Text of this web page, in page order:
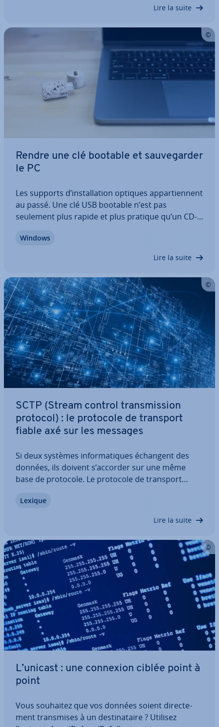
Lire la suite
Rendre une clé bootable et sau­ve­gar­der
le PC
Les supports d’ins­tal­la­tion optiques ap­par­tien­nent
au passé. Une clé USB bootable n’est pas
seulement plus rapide et plus pratique qu’un CD-
fonction la plus im­por­tante, cependant, est de
Windows
Lire la suite
SCTP (Stream control trans­mis­sion
protocol) : le protocole de transport
fiable axé sur les messages
Si deux systèmes in­for­ma­tiques échangent des
données, ils doivent s’accorder sur une même
base de protocole. Le protocole de transport
être trans­fé­rées. L’un des plus récents est le
Lexique
Lire la suite
L’unicast : une connexion ciblée point à
point
Vous souhaitez que vos données soient di­rec­te­
ment trans­mises à un des­ti­na­taire ? Utilisez